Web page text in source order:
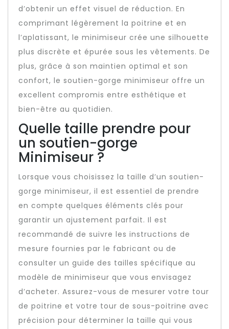
d’obtenir un effet visuel de réduction. En
comprimant légèrement la poitrine et en
l’aplatissant, le minimiseur crée une silhouette
plus discrète et épurée sous les vêtements. De
plus, grâce à son maintien optimal et son
confort, le soutien-gorge minimiseur offre un
excellent compromis entre esthétique et
bien-être au quotidien.
Quelle taille prendre pour
un soutien-gorge
Minimiseur ?
Lorsque vous choisissez la taille d’un soutien-
gorge minimiseur, il est essentiel de prendre
en compte quelques éléments clés pour
garantir un ajustement parfait. Il est
recommandé de suivre les instructions de
mesure fournies par le fabricant ou de
consulter un guide des tailles spécifique au
modèle de minimiseur que vous envisagez
d’acheter. Assurez-vous de mesurer votre tour
de poitrine et votre tour de sous-poitrine avec
précision pour déterminer la taille qui vous